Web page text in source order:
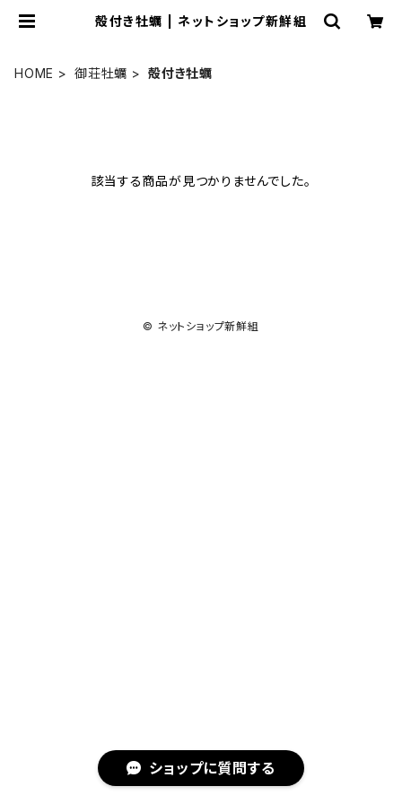
殻付き牡蠣 | ネットショップ新鮮組
HOME 御荘牡蠣 殻付き牡蠣
該当する商品が見つかりませんでした。
© ネットショップ新鮮組
ショップに質問する